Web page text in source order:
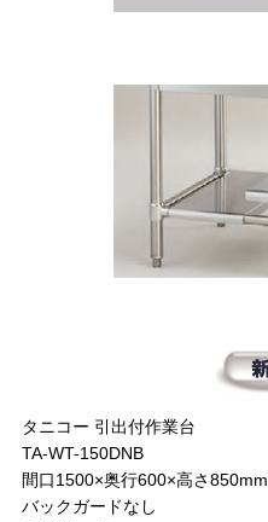
タニコー 引出付作業台
TA-WT-150DNB
間口1500×奥行600×高さ850mm
バックガードなし